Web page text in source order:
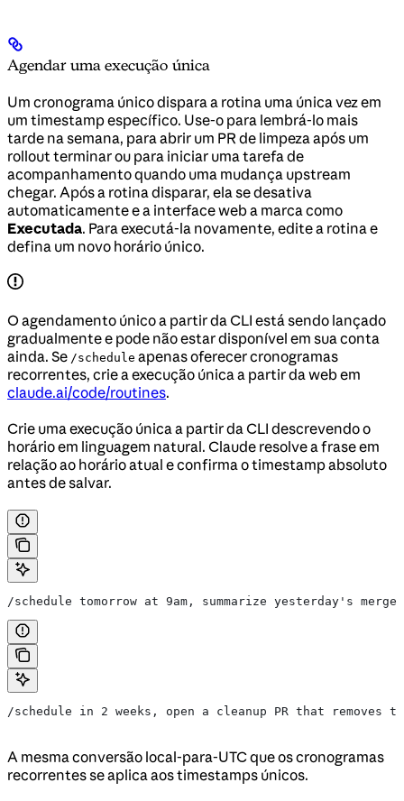
Agendar uma execução única
Um cronograma único dispara a rotina uma única vez em
um timestamp específico. Use-o para lembrá-lo mais
tarde na semana, para abrir um PR de limpeza após um
rollout terminar ou para iniciar uma tarefa de
acompanhamento quando uma mudança upstream
chegar. Após a rotina disparar, ela se desativa
automaticamente e a interface web a marca como
Executada. Para executá-la novamente, edite a rotina e
defina um novo horário único.
O agendamento único a partir da CLI está sendo lançado
gradualmente e pode não estar disponível em sua conta
ainda. Se /schedule apenas oferecer cronogramas
recorrentes, crie a execução única a partir da web em
claude.ai/code/routines.
Crie uma execução única a partir da CLI descrevendo o
horário em linguagem natural. Claude resolve a frase em
relação ao horário atual e confirma o timestamp absoluto
antes de salvar.
/schedule tomorrow at 9am, summarize yesterday's merged
/schedule in 2 weeks, open a cleanup PR that removes
A mesma conversão local-para-UTC que os cronogramas
recorrentes se aplica aos timestamps únicos.